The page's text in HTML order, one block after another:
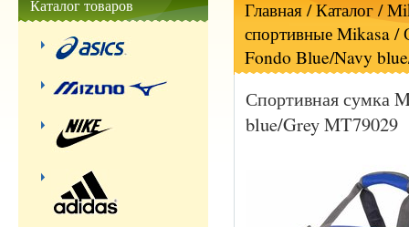
Главная/ Каталог /
спортивные Mikasa/
Fondo Blue/Navy
Спортивная сумка
blue/Grey MT79029
Каталог товаров